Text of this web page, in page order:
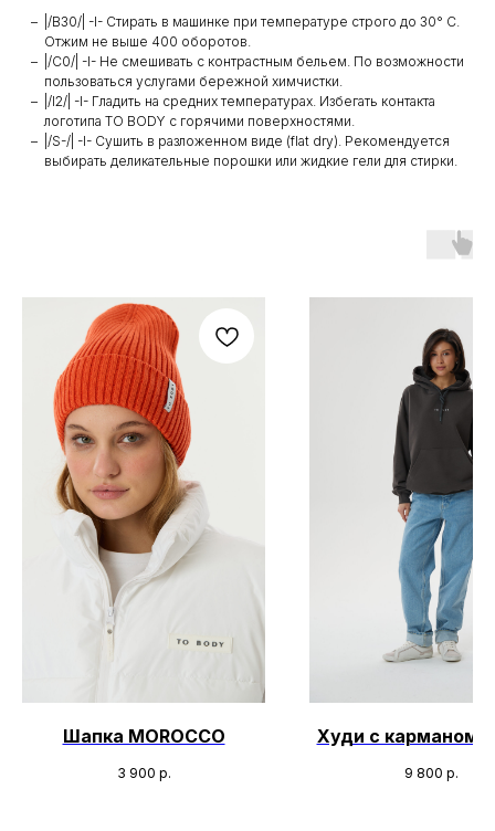
|/B30/| -I- Стирать в машинке при температуре строго до 30° C.
Отжим не выше 400 оборотов.
|/C0/| -I- Не смешивать с контрастным бельем. По возможности
пользоваться услугами бережной химчистки.
|/I2/| -I- Гладить на средних температурах. Избегать контакта
логотипа TO BODY с горячими поверхностями.
|/S-/| -I- Сушить в разложенном виде (flat dry). Рекомендуется
выбирать деликательные порошки или жидкие гели для стирки.
Шапка MOROCCO
3 900 р.
Худи с карманом
9 800 р.